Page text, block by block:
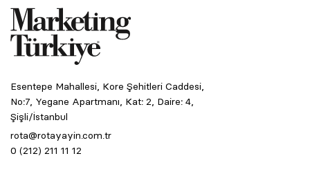
Esentepe Mahallesi, Kore Şehitleri Caddesi,
No:7, Yegane Apartmanı, Kat: 2, Daire: 4,
Şişli/İstanbul
rota@rotayayin.com.tr
0 (212) 211 11 12